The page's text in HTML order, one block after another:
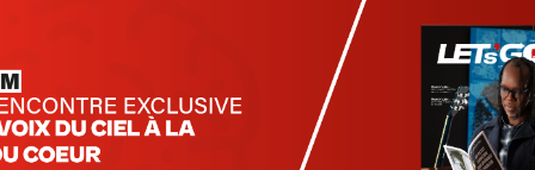
letsgomedia-ci.com